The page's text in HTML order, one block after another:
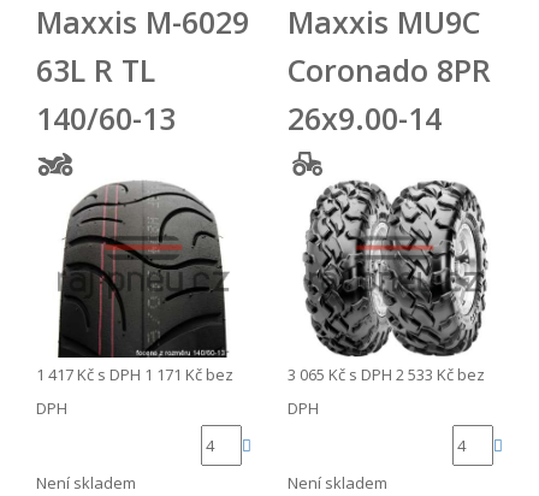
Maxxis M-6029
63L R TL
140/60-13
1 417 Kč s DPH 1 171 Kč bez
DPH
Není skladem
Maxxis MU9C
Coronado 8PR
26x9.00-14
3 065 Kč s DPH 2 533 Kč bez
DPH
Není skladem